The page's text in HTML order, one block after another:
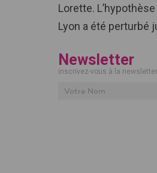
Lorette.
Lyon a été perturbé
Newsletter
inscrivez-vous à la